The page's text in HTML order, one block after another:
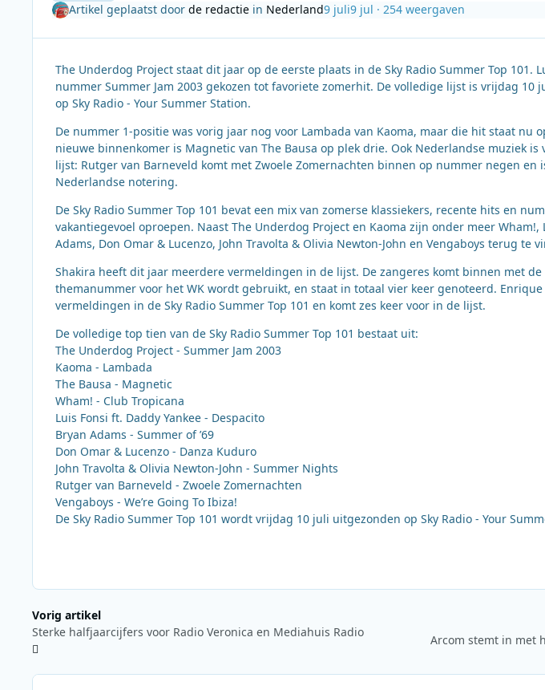
Artikel geplaatst door de redactiein Nederland9 juli9 jul · 254 weergaven
The Underdog Project staat dit jaar op de eerste plaats in de Sky Radio Summer Top 101.
nummer Summer Jam 2003 gekozen tot favoriete zomerhit. De volledige lijst is vrijdag 10
op Sky Radio - Your Summer Station.
De nummer 1-positie was vorig jaar nog voor Lambada van Kaoma, maar die hit staat nu
nieuwe binnenkomer is Magnetic van The Bausa op plek drie. Ook Nederlandse muziek
lijst: Rutger van Barneveld komt met Zwoele Zomernachten binnen op nummer negen en
Nederlandse notering.
De Sky Radio Summer Top 101 bevat een mix van zomerse klassiekers, recente hits en
vakantiegevoel oproepen. Naast The Underdog Project en Kaoma zijn onder meer Wham!,
Adams, Don Omar & Lucenzo, John Travolta & Olivia Newton-John en Vengaboys terug te
Shakira heeft dit jaar meerdere vermeldingen in de lijst. De zangeres komt binnen met de
themanummer voor het WK wordt gebruikt, en staat in totaal vier keer genoteerd.
vermeldingen in de Sky Radio Summer Top 101 en komt zes keer voor in de lijst.
De volledige top tien van de Sky Radio Summer Top 101 bestaat uit:
The Underdog Project - Summer Jam 2003
Kaoma - Lambada
The Bausa - Magnetic
Wham! - Club Tropicana
Luis Fonsi ft. Daddy Yankee - Despacito
Bryan Adams - Summer of ’69
Don Omar & Lucenzo - Danza Kuduro
John Travolta & Olivia Newton-John - Summer Nights
Rutger van Barneveld - Zwoele Zomernachten
Vengaboys - We’re Going To Ibiza!
De Sky Radio Summer Top 101 wordt vrijdag 10 juli uitgezonden op Sky Radio - Your
Vorig artikel
Sterke halfjaarcijfers voor Radio Veronica en Mediahuis Radio
Arcom stemt in met